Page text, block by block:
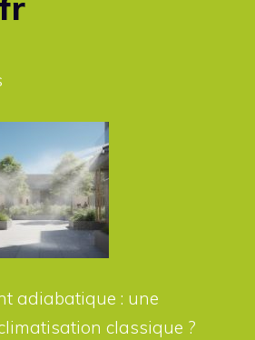
adiabatique : une
classique ?